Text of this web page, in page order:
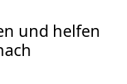
und helfen